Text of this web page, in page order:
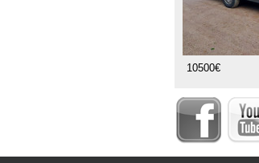
10500€